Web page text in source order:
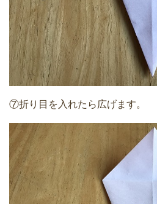
⑦折り目を入れたら広げます。